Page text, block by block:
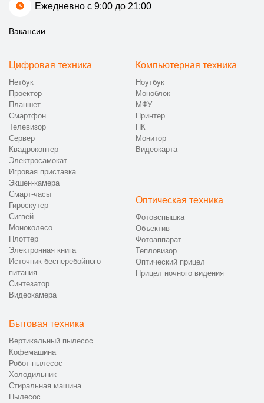
Ежедневно с 9:00 до 21:00
Вакансии
Цифровая техника
Нетбук
Проектор
Планшет
Смартфон
Телевизор
Сервер
Квадрокоптер
Электросамокат
Игровая приставка
Экшен-камера
Смарт-часы
Гироскутер
Сигвей
Моноколесо
Плоттер
Электронная книга
Источник бесперебойного
питания
Синтезатор
Видеокамера
Компьютерная техника
Ноутбук
Моноблок
МФУ
Принтер
ПК
Монитор
Видеокарта
Оптическая техника
Фотовспышка
Объектив
Фотоаппарат
Тепловизор
Оптический прицел
Прицел ночного видения
Бытовая техника
Вертикальный пылесос
Кофемашина
Робот-пылесос
Холодильник
Стиральная машина
Пылесос